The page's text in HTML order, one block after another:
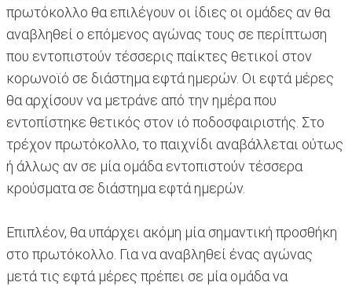
πρωτόκολλο θα επιλέγουν οι ίδιες οι ομάδες αν θα
αναβληθεί ο επόμενος αγώνας τους σε περίπτωση
που εντοπιστούν τέσσερις παίκτες θετικοί στον
κορωνοϊό σε διάστημα εφτά ημερών. Οι εφτά μέρες
θα αρχίσουν να μετράνε από την ημέρα που
εντοπίστηκε θετικός στον ιό ποδοσφαιριστής. Στο
τρέχον πρωτόκολλο, το παιχνίδι αναβάλλεται ούτως
ή άλλως αν σε μία ομάδα εντοπιστούν τέσσερα
κρούσματα σε διάστημα εφτά ημερών.
Επιπλέον, θα υπάρχει ακόμη μία σημαντική προσθήκη
στο πρωτόκολλο. Για να αναβληθεί ένας αγώνας
μετά τις εφτά μέρες πρέπει σε μία ομάδα να